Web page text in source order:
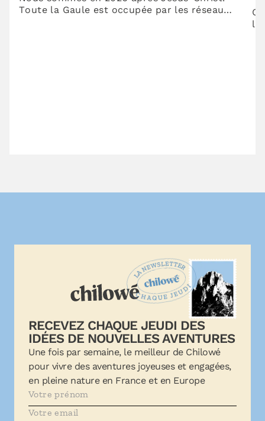
Toute la Gaule est occupée par les réseaux
RECEVEZ CHAQUE JEUDI DES
IDÉES DE NOUVELLES AVENTURES
Une fois par semaine, le meilleur de Chilowé
pour vivre des aventures joyeuses et engagées,
en pleine nature en France et en Europe